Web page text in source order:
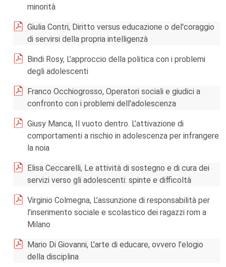
minorità
Giulia Contri, Diritto versus educazione o del'coraggio
di servirsi della propria intelligenzà
Bindi Rosy, L’approccio della politica con i problemi
degli adolescenti
Franco Occhiogrosso, Operatori sociali e giudici a
confronto con i problemi dell’adolescenza
Giusy Manca, Il vuoto dentro. L’attivazione di
comportamenti a rischio in adolescenza per infrangere
la noia
Elisa Ceccarelli, Le attività di sostegno e di cura dei
servizi verso gli adolescenti: spinte e difficoltà
Virginio Colmegna, L’assunzione di responsabilità per
l’inserimento sociale e scolastico dei ragazzi rom a
Milano
Mario Di Giovanni, L’arte di educare, ovvero l’elogio
della disciplina